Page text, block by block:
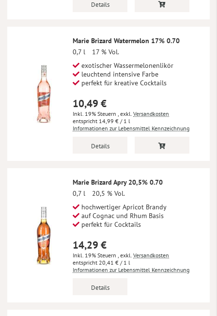
Details
Marie Brizard Watermelon 17% 0.70
0,7 l
17 % Vol.
exotischer Wassermelonenlikör
leuchtend intensive Farbe
perfekt für kreative Cocktails
10,49 €
Inkl. 19% Steuern , exkl. Versandkosten
14,99 € / 1 l
Informationen zur Lebensmittel Kennzeichnung
Details
Marie Brizard Apry 20,5% 0.70
0,7 l
20,5 % Vol.
hochwertiger Apricot Brandy
auf Cognac und Rhum Basis
perfekt für Cocktails
14,29 €
Inkl. 19% Steuern , exkl. Versandkosten
20,41 € / 1 l
Informationen zur Lebensmittel Kennzeichnung
Details